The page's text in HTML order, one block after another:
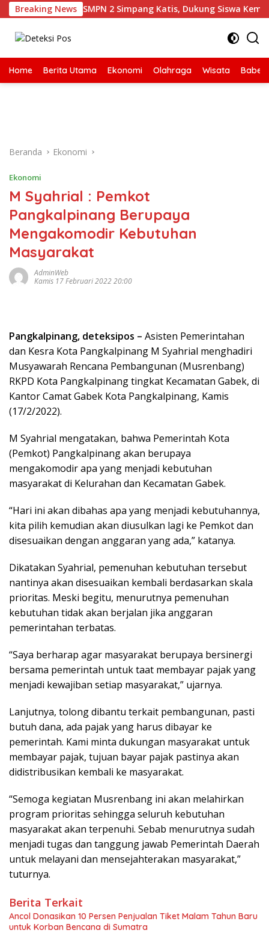
Langsung
ke
konten
Breaking News
Literasi di SMPN 2 Simpang Katis, Dukung Siswa
Home Berita Utama Ekonomi Olahraga Wisata Babel
Beranda Ekonomi
Ekonomi
M Syahrial : Pemkot
Pangkalpinang Berupaya
Mengakomodir Kebutuhan
Masyarakat
AdminWeb
Kamis 17 Februari 2022 20:00
Pangkalpinang, deteksipos – Asisten Pemerintahan
dan Kesra Kota Pangkalpinang M Syahrial menghadiri
Musyawarah Rencana Pembangunan (Musrenbang)
RKPD Kota Pangkalpinang tingkat Kecamatan Gabek, di
Kantor Camat Gabek Kota Pangkalpinang, Kamis
(17/2/2022).
M Syahrial mengatakan, bahwa Pemerintah Kota
(Pemkot) Pangkalpinang akan berupaya
mengakomodir apa yang menjadi kebutuhan
masyarakat di Kelurahan dan Kecamatan Gabek.
“Hari ini akan dibahas apa yang menjadi kebutuhannya,
kita pilih kemudian akan diusulkan lagi ke Pemkot dan
disesuaikan dengan anggaran yang ada,” katanya.
Dikatakan Syahrial, pemenuhan kebutuhan tersebut
nantinya akan disesuaikan kembali berdasarkan skala
prioritas. Meski begitu, menurutnya pemenuhan
kebutuhan tidak akan berjalan jika anggaran
pemerintahan terbatas.
“Saya berharap agar masyarakat berupaya bersinergi
bersama pemerintah untuk taat membayar pajak yang
menjadi kewajiban setiap masyarakat,” ujarnya.
Lanjutnya, tolong dibantu terkait pembangunan, pasti
butuh dana, ada pajak yang harus dibayar ke
pemerintah. Kami minta dukungan masyarakat untuk
membayar pajak, tujuan bayar pajak pastinya akan
didistribusikan kembali ke masyarakat.
“Semoga kegiatan Musrenbang ini akan melahirkan
program prioritas sehingga seluruh kebutuhan
masyarakat akan terpenuhi. Sebab menurutnya sudah
menjadi tugas dan tanggung jawab Pemerintah Daerah
untuk melayani dan mensejahterakan masyarakat,”
tuturnya.
Berita Terkait
Ancol Donasikan 10 Persen Penjualan Tiket Malam Tahun Baru
untuk Korban Bencana di Sumatra